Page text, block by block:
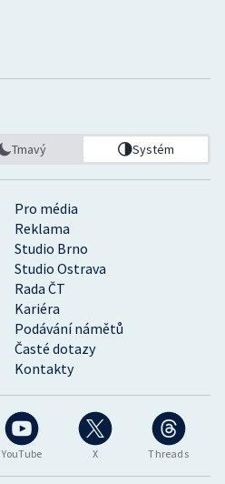
YouTube X Threads
Pro média
Reklama
Studio Brno
Studio Ostrava
Rada ČT
Kariéra
Podávání námětů
Časté dotazy
Kontakty
Tmavý Systém